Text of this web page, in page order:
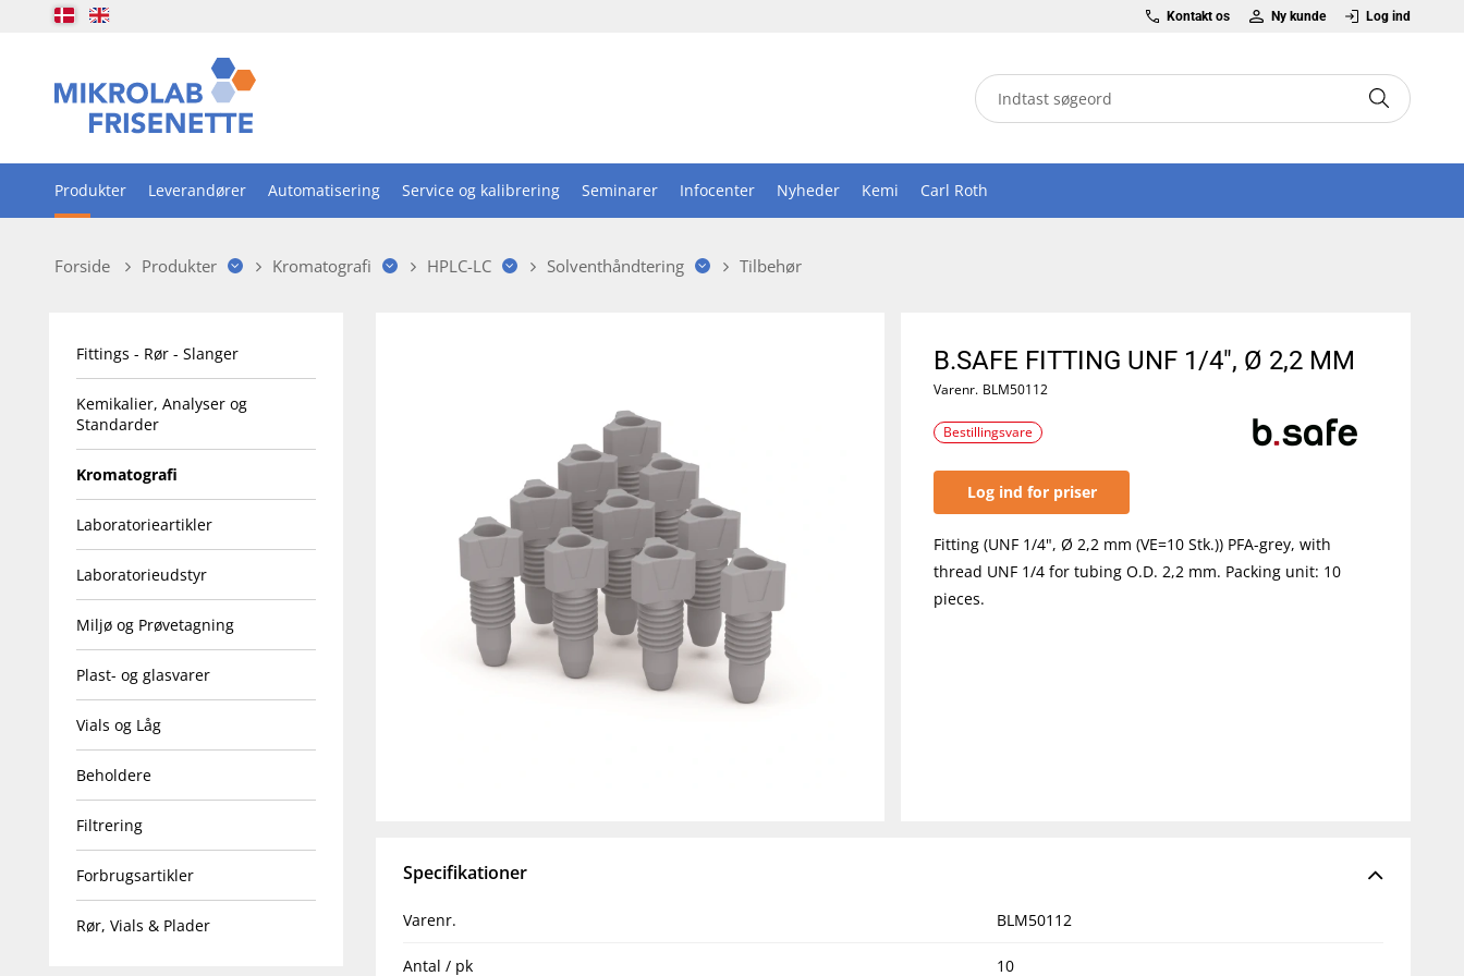
Kontakt os Ny kunde Log ind
Produkter Leverandører Automatisering Service og kalibrering Seminarer Infocenter Nyheder Kemi Carl Roth
Forside Produkter Kromatografi HPLC-LC Solventhåndtering Tilbehør
Fittings - Rør - Slanger
Kemikalier, Analyser og
Standarder
Kromatografi
Laboratorieartikler
Laboratorieudstyr
Miljø og Prøvetagning
Plast- og glasvarer
Vials og Låg
Beholdere
Filtrering
Forbrugsartikler
Rør, Vials & Plader
B.SAFE FITTING UNF 1/4", Ø 2,2 MM
Varenr. BLM50112
Bestillingsvare
Log ind for priser
Fitting (UNF 1/4", Ø 2,2 mm (VE=10 Stk.)) PFA-grey, with
thread UNF 1/4 for tubing O.D. 2,2 mm. Packing unit: 10
pieces.
Specifikationer
Varenr. BLM50112
Antal / pk 10